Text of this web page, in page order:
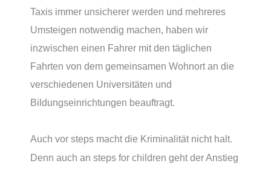
Taxis immer unsicherer werden und mehreres
Umsteigen notwendig machen, haben wir
inzwischen einen Fahrer mit den täglichen
Fahrten von dem gemeinsamen Wohnort an die
verschiedenen Universitäten und
Bildungseinrichtungen beauftragt.
Auch vor steps macht die Kriminalität nicht halt.
Denn auch an steps for children geht der Anstieg